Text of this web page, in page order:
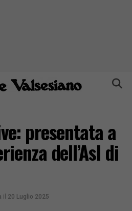
presentata a
dell’Asl di
il 20 Luglio 2025